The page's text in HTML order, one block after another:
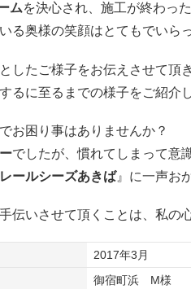
ムを決心され、施工が終わっ
る奥様の笑顔はとてもでいら
したご様子をお伝えさせて頂
るに至るまでの様子をご紹介
お困り事はありませんか？
でしたが、慣れてしまって意
ールシーズあきば』に一声お
伝いさせて頂くことは、私の
2017年3月
御宿町浜 M様